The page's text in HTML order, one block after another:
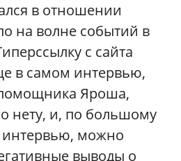
в отношении
на волне событий в
с сайта
в самом интервью,
помощника Яроша,
нету, и, по большому
интервью, можно
выводы о